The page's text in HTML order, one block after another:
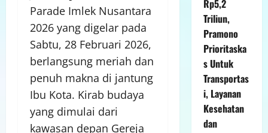
Parade Imlek Nusantara
2026 yang digelar pada
Sabtu, 28 Februari 2026,
berlangsung meriah dan
penuh makna di jantung
Ibu Kota. Kirab budaya
yang dimulai dari
kawasan depan Gereja
Rp5,2
Triliun,
Pramono
Prioritaska
s Untuk
Transportas
i, Layanan
Kesehatan
dan